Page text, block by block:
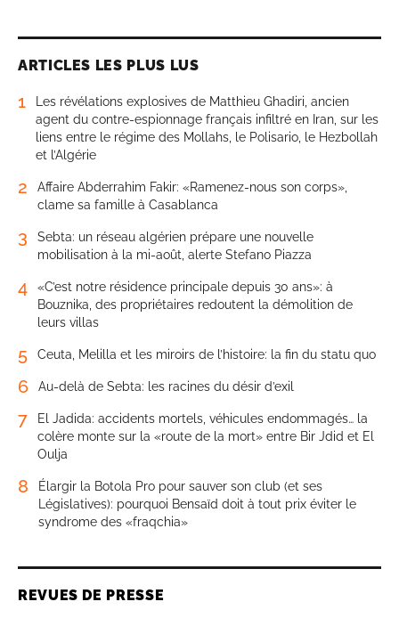
ARTICLES LES PLUS LUS
1
Les révélations explosives de Matthieu Ghadiri, ancien
agent du contre-espionnage français infiltré en Iran, sur les
liens entre le régime des Mollahs, le Polisario, le Hezbollah
et l’Algérie
2
Affaire Abderrahim Fakir: «Ramenez-nous son corps»,
clame sa famille à Casablanca
3
Sebta: un réseau algérien prépare une nouvelle
mobilisation à la mi-août, alerte Stefano Piazza
4
«C’est notre résidence principale depuis 30 ans»: à
Bouznika, des propriétaires redoutent la démolition de
leurs villas
5 Ceuta, Melilla et les miroirs de l’histoire: la fin du statu quo
6 Au-delà de Sebta: les racines du désir d’exil
7
El Jadida: accidents mortels, véhicules endommagés… la
colère monte sur la «route de la mort» entre Bir Jdid et El
Oulja
8
Élargir la Botola Pro pour sauver son club (et ses
Législatives): pourquoi Bensaïd doit à tout prix éviter le
syndrome des «fraqchia»
REVUES DE PRESSE